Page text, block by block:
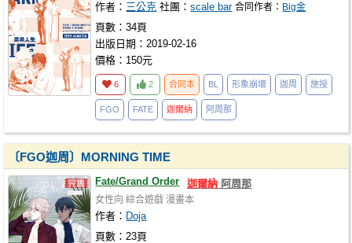
作者： 三公克 社團：scale bar 合同作者： Big金
頁數：34頁
出版日期：2019-02-16
價格：150元
6 2 合同本 BL 形象崩壞 迦周 施授
FGO FATE 迦爾納 阿周那
〔FGO迦周〕MORNING TIME
Fate/Grand Order 迦爾納 阿周那
女性向 綜合遊戲 漫畫本
作者： Doja
頁數：23頁